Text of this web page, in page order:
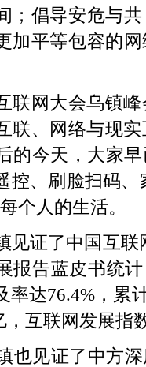
；倡导安危与
加平等包容的
联网大会乌镇
联、网络与现
的今天，大家
控、刷脸扫码
个人的生活。
见证了中国互
报告蓝皮书统
率达76.4%，累
，互联网发展指
也见证了中方